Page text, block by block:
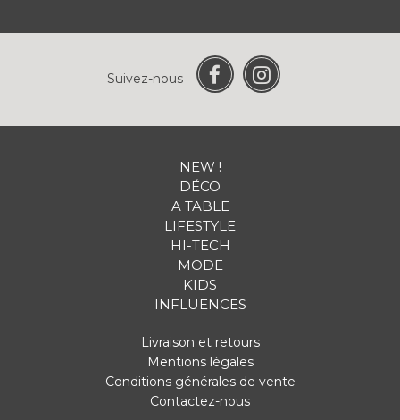
Suivez-nous
NEW !
DÉCO
A TABLE
LIFESTYLE
HI-TECH
MODE
KIDS
INFLUENCES
Livraison et retours
Mentions légales
Conditions générales de vente
Contactez-nous